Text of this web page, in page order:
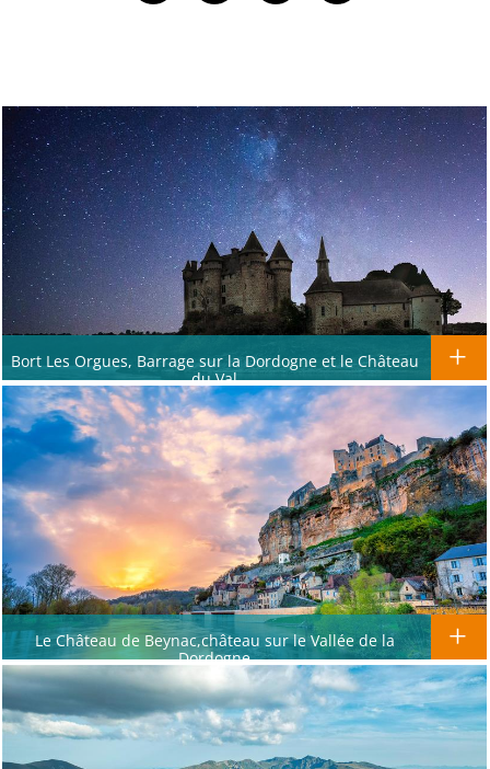
Bort Les Orgues, Barrage sur la Dordogne et le Château
du Val
Le Château de Beynac,château sur le Vallée de la
Dordogne